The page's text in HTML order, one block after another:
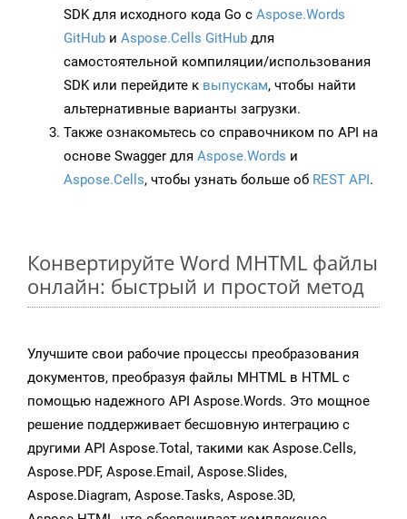
SDK для исходного кода Go с Aspose.Words
GitHub и Aspose.Cells GitHub для
самостоятельной компиляции/использования
SDK или перейдите к выпускам, чтобы найти
альтернативные варианты загрузки.
Также ознакомьтесь со справочником по API на
основе Swagger для Aspose.Words и
Aspose.Cells, чтобы узнать больше об REST API.
Конвертируйте Word MHTML файлы
онлайн: быстрый и простой метод
Улучшите свои рабочие процессы преобразования
документов, преобразуя файлы MHTML в HTML с
помощью надежного API Aspose.Words. Это мощное
решение поддерживает бесшовную интеграцию с
другими API Aspose.Total, такими как Aspose.Cells,
Aspose.PDF, Aspose.Email, Aspose.Slides,
Aspose.Diagram, Aspose.Tasks, Aspose.3D,